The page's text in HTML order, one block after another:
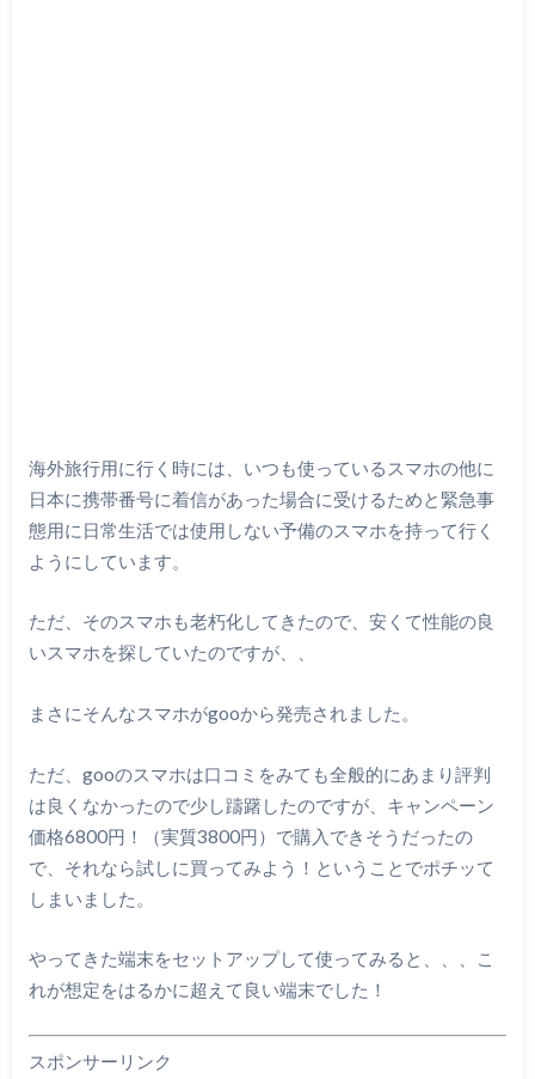
海外旅行用に行く時には、いつも使っているスマホの他に
日本に携帯番号に着信があった場合に受けるためと緊急事
態用に日常生活では使用しない予備のスマホを持って行く
ようにしています。
ただ、そのスマホも老朽化してきたので、安くて性能の良
いスマホを探していたのですが、、
まさにそんなスマホがgooから発売されました。
ただ、gooのスマホは口コミをみても全般的にあまり評判
は良くなかったので少し躊躇したのですが、キャンペーン
価格6800円！（実質3800円）で購入できそうだったの
で、それなら試しに買ってみよう！ということでポチッて
しまいました。
やってきた端末をセットアップして使ってみると、、、こ
れが想定をはるかに超えて良い端末でした！
スポンサーリンク